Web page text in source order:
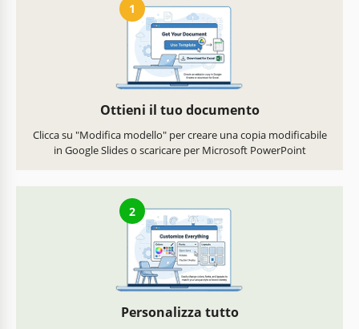
1
Ottieni il tuo documento
Clicca su "Modifica modello" per creare una copia modificabile
in Google Slides o scaricare per Microsoft PowerPoint
2
Personalizza tutto